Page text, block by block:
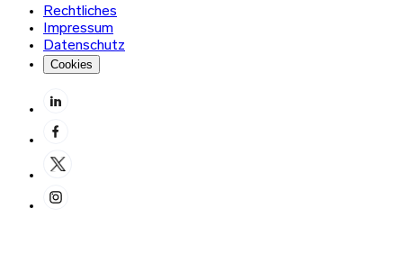
Rechtliches
Impressum
Datenschutz
Cookies